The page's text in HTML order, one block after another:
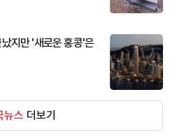
지만 '새로운 홍콩'은
뉴스 더보기